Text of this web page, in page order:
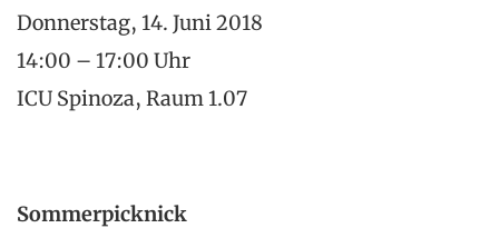
Donnerstag, 14. Juni 2018
14:00 – 17:00 Uhr
ICU Spinoza, Raum 1.07
Sommerpicknick